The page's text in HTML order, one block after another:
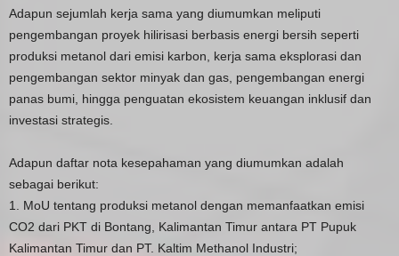
Adapun sejumlah kerja sama yang diumumkan meliputi
pengembangan proyek hilirisasi berbasis energi bersih seperti
produksi metanol dari emisi karbon, kerja sama eksplorasi dan
pengembangan sektor minyak dan gas, pengembangan energi
panas bumi, hingga penguatan ekosistem keuangan inklusif dan
investasi strategis.
Adapun daftar nota kesepahaman yang diumumkan adalah
sebagai berikut:
1. MoU tentang produksi metanol dengan memanfaatkan emisi
CO2 dari PKT di Bontang, Kalimantan Timur antara PT Pupuk
Kalimantan Timur dan PT. Kaltim Methanol Industri;